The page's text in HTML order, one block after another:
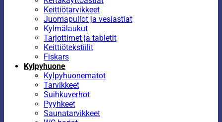
Keittiötarvikkeet
Juomapullot ja vesiastiat
Kylmälaukut
Tarjottimet ja tabletit
Keittiötekstiilit
Fiskars
Kylpyhuone
Kylpyhuonematot
Tarvikkeet
Suihkuverhot
Pyyhkeet
Saunatarvikkeet